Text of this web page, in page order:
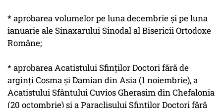
* aprobarea volumelor pe luna decembrie şi pe luna
ianuarie ale Sinaxarului Sinodal al Bisericii Ortodoxe
Române;
* aprobarea Acatistului Sfinţilor Doctori fără de
arginţi Cosma şi Damian din Asia (1 noiembrie), a
Acatistului Sfântului Cuvios Gherasim din Chefalonia
(20 octombrie) şi a Paraclisului Sfinţilor Doctori fără